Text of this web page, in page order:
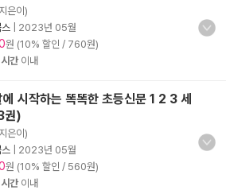
은이)
2023년 05월
원 (10% 할인 / 760원)
간이내
에 시작하는 똑똑한 초등신문 1 2 3 세
권)
은이)
2023년 05월
원 (10% 할인 / 560원)
간이내